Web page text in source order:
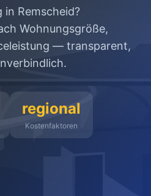
in Remscheid?
Wohnungsgröße,
— transparent,
regional
Kostenfaktoren